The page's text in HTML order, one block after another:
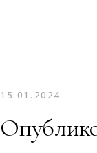
15.01.2024